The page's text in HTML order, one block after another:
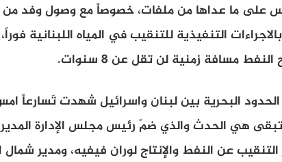
على ما عداها من ملفات، خصوصاً مع وصول وفد
التنفيذية للتنقيب في المياه اللبنانية
مسافة زمنية لن تقل عن 8 سنوات.
البحرية بين لبنان واسرائيل شهدت تَسارعاً
هي الحدث والذي ضمّ رئيس مجلس الإدارة المدير
التنقيب عن النفط والإنتاج لوران فيفيه، ومدير شمال